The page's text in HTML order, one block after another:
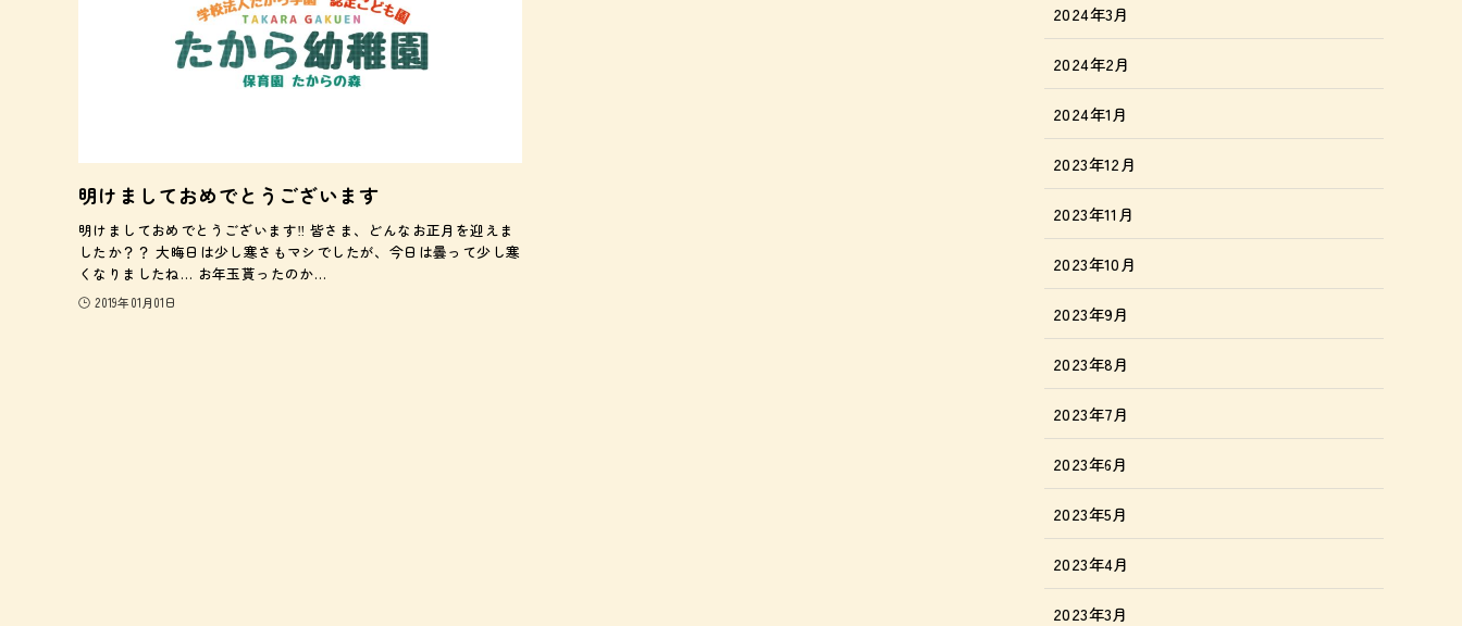
明けましておめでとうございます
明けましておめでとうございます‼️ 皆さま、どんなお正月を迎えま
したか？？ 大晦日は少し寒さもマシでしたが、今日は曇って少し寒
くなりましたね… お年玉貰ったのか…
2019年01月01日
2024年3月
2024年2月
2024年1月
2023年12月
2023年11月
2023年10月
2023年9月
2023年8月
2023年7月
2023年6月
2023年5月
2023年4月
2023年3月